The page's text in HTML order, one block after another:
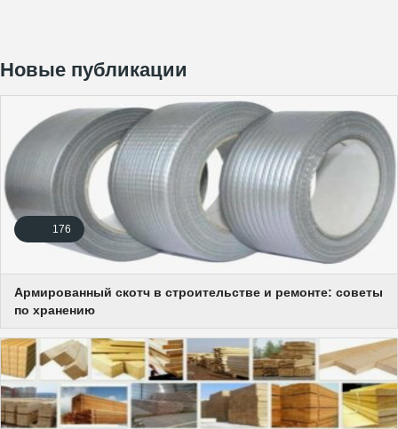
Новые публикации
176
Армированный скотч в строительстве и ремонте: советы
по хранению